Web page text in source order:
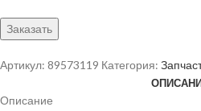
Заказать
Артикул: 89573119 Категория:
Описание